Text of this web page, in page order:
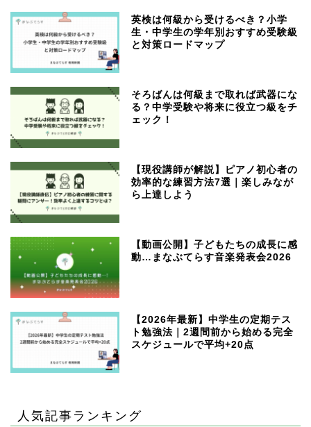
英検は何級から受けるべき？小学
生・中学生の学年別おすすめ受験級
と対策ロードマップ
そろばんは何級まで取れば武器にな
る？中学受験や将来に役立つ級をチ
ェック！
【現役講師が解説】ピアノ初心者の
効率的な練習方法7選｜楽しみなが
ら上達しよう
【動画公開】子どもたちの成長に感
動…まなぶてらす音楽発表会2026
【2026年最新】中学生の定期テス
ト勉強法｜2週間前から始める完全
スケジュールで平均+20点
人気記事ランキング